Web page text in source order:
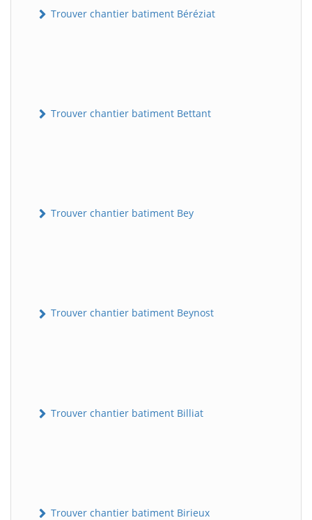
Trouver chantier batiment Béréziat
Trouver chantier batiment Bettant
Trouver chantier batiment Bey
Trouver chantier batiment Beynost
Trouver chantier batiment Billiat
Trouver chantier batiment Birieux